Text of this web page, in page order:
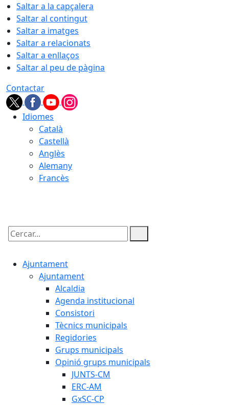
Saltar a la capçalera
Saltar al contingut
Saltar a imatges
Saltar a relacionats
Saltar a enllaços
Saltar al peu de pàgina
Contactar
Idiomes
Català
Castellà
Anglès
Alemany
Francès
Cercar:
Ajuntament
Ajuntament
Alcaldia
Agenda institucional
Consistori
Tècnics municipals
Regidories
Grups municipals
Opinió grups municipals
JUNTS-CM
ERC-AM
GxSC-CP